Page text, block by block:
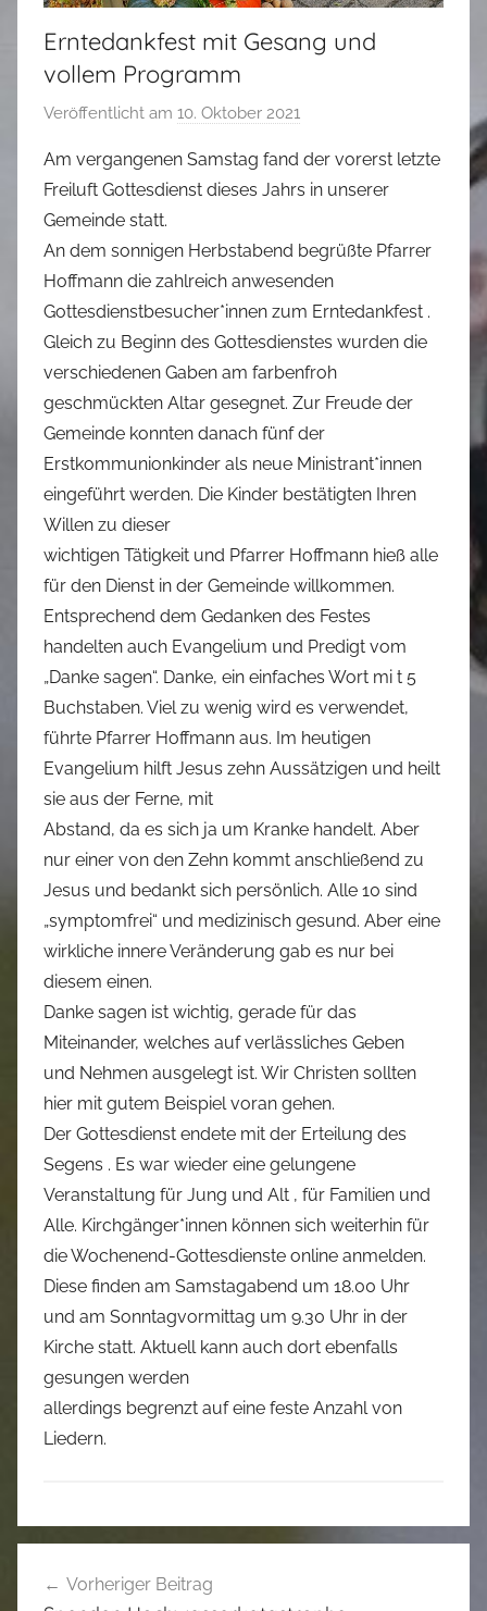
Erntedankfest mit Gesang und
vollem Programm
Veröffentlicht am 10. Oktober 2021
n
M
r
k
u
s
Am vergangenen Samstag fand der vorerst letzte
Freiluft Gottesdienst dieses Jahrs in unserer
Gemeinde statt.
An dem sonnigen Herbstabend begrüßte Pfarrer
Hoffmann die zahlreich anwesenden
Gottesdienstbesucher*innen zum Erntedankfest .
Gleich zu Beginn des Gottesdienstes wurden die
verschiedenen Gaben am farbenfroh
geschmückten Altar gesegnet. Zur Freude der
Gemeinde konnten danach fünf der
Erstkommunionkinder als neue Ministrant*innen
eingeführt werden. Die Kinder bestätigten Ihren
Willen zu dieser
wichtigen Tätigkeit und Pfarrer Hoffmann hieß alle
für den Dienst in der Gemeinde willkommen.
Entsprechend dem Gedanken des Festes
handelten auch Evangelium und Predigt vom
„Danke sagen“. Danke, ein einfaches Wort mi t 5
Buchstaben. Viel zu wenig wird es verwendet,
führte Pfarrer Hoffmann aus. Im heutigen
Evangelium hilft Jesus zehn Aussätzigen und heilt
sie aus der Ferne, mit
Abstand, da es sich ja um Kranke handelt. Aber
nur einer von den Zehn kommt anschließend zu
Jesus und bedankt sich persönlich. Alle 10 sind
„symptomfrei“ und medizinisch gesund. Aber eine
wirkliche innere Veränderung gab es nur bei
diesem einen.
Danke sagen ist wichtig, gerade für das
Miteinander, welches auf verlässliches Geben
und Nehmen ausgelegt ist. Wir Christen sollten
hier mit gutem Beispiel voran gehen.
Der Gottesdienst endete mit der Erteilung des
Segens . Es war wieder eine gelungene
Veranstaltung für Jung und Alt , für Familien und
Alle. Kirchgänger*innen können sich weiterhin für
die Wochenend-Gottesdienste online anmelden.
Diese finden am Samstagabend um 18.00 Uhr
und am Sonntagvormittag um 9.30 Uhr in der
Kirche statt. Aktuell kann auch dort ebenfalls
gesungen werden
allerdings begrenzt auf eine feste Anzahl von
Liedern.
U
Vorheriger Beitrag